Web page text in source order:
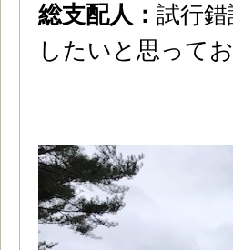
総支配人： 試行
したいと思ってお